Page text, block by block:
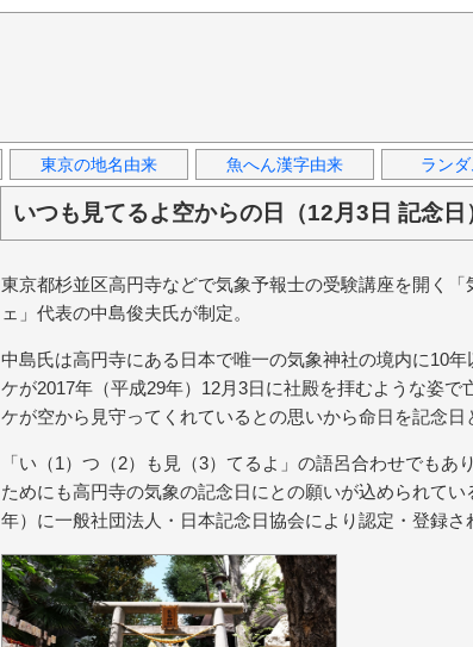
東京の地名由来 魚へん漢字由来 ラン
いつも見てるよ空からの日（12月3日 記念日
東京都杉並区高円寺などで気象予報士の受験講座を開く
ェ」代表の中島俊夫氏が制定。
中島氏は高円寺にある日本で唯一の気象神社の境内に10年
ケが2017年（平成29年）12月3日に社殿を拝むような姿で
ケが空から見守ってくれているとの思いから命日を記念日
「い（1）つ（2）も見（3）てるよ」の語呂合わせでもあ
ためにも高円寺の気象の記念日にとの願いが込められて
年）に一般社団法人・日本記念日協会により認定・登録さ